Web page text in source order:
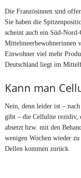
Die Französinnen sind
Sie haben die
scheint auch ein Süd-
Mittelmeerbewohnerinnen
Einwohner viel mehr
Deutschland liegt im
Kann man
Nein, denn leider ist –
gibt – die Cellulite rezidiv,
absetzt bzw. mit den
wenigen Wochen wieder
Dellen kommen zurück.